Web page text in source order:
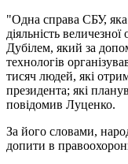
"Одна справа СБУ, яка
діяльність
Дубілем, який за
технологів
тисяч людей, які
президента; які
повідомив Луценко.
За його словами,
допити в